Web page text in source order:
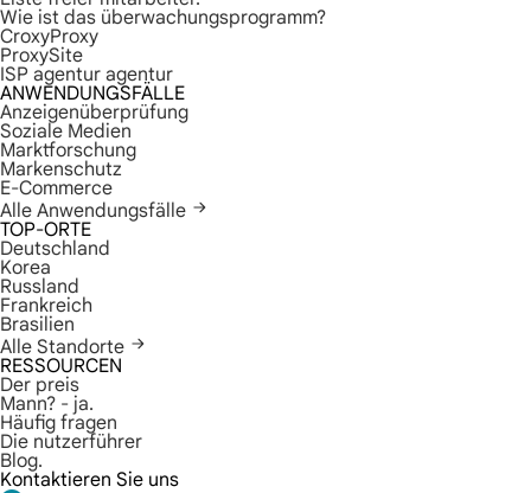
Wie ist das überwachungsprogramm?
CroxyProxy
ProxySite
ISP agentur agentur
ANWENDUNGSFÄLLE
Anzeigenüberprüfung
Soziale Medien
Marktforschung
Markenschutz
E-Commerce
Alle Anwendungsfälle
TOP-ORTE
Deutschland
Korea
Russland
Frankreich
Brasilien
Alle Standorte
RESSOURCEN
Der preis
Mann? - ja.
Häufig fragen
Die nutzerführer
Blog.
Kontaktieren Sie uns